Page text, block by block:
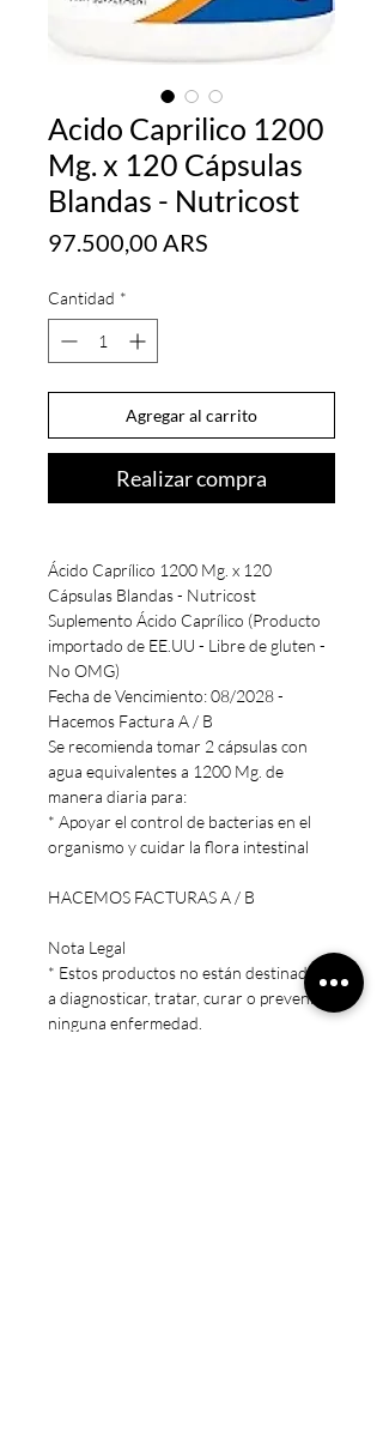
Acido Caprilico 1200
Mg. x 120 Cápsulas
Blandas - Nutricost
97.500,00 ARS
Cantidad *
Agregar al carrito
Realizar compra
Ácido Caprílico 1200 Mg. x 120
Cápsulas Blandas - Nutricost
Suplemento Ácido Caprílico (Producto
importado de EE.UU - Libre de gluten -
No OMG)
Fecha de Vencimiento: 08/2028 -
Hacemos Factura A / B
Se recomienda tomar 2 cápsulas con
agua equivalentes a 1200 Mg. de
manera diaria para:
* Apoyar el control de bacterias en el
organismo y cuidar la flora intestinal
HACEMOS FACTURAS A / B
Nota Legal
* Estos productos no están destinados
a diagnosticar, tratar, curar o prevenir
ninguna enfermedad.